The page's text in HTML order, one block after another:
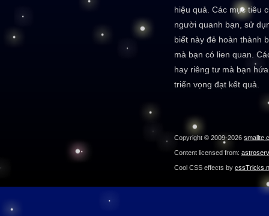
hiệu quả. Các mục tiêu
người quanh bạn, sử
biết này đẻ hoàn thành
mà bạn có lien quan.
hay riêng tư mà bạn
triển vọng đạt kết quả.
Copyright © 2009-2026
Content licensed from:
Cool CSS effects by